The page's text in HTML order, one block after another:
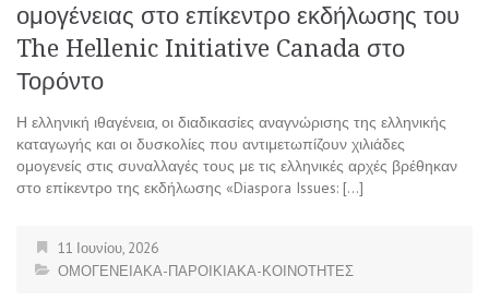
ομογένειας στο επίκεντρο εκδήλωσης του
The Hellenic Initiative Canada στο
Τορόντο
Η ελληνική ιθαγένεια, οι διαδικασίες αναγνώρισης της ελληνικής
καταγωγής και οι δυσκολίες που αντιμετωπίζουν χιλιάδες
ομογενείς στις συναλλαγές τους με τις ελληνικές αρχές βρέθηκαν
στο επίκεντρο της εκδήλωσης «Diaspora Issues: […]
11 Ιουνίου, 2026
ΟΜΟΓΕΝΕΙΑΚΑ-ΠΑΡΟΙΚΙΑΚΑ-ΚΟΙΝΟΤΗΤΕΣ